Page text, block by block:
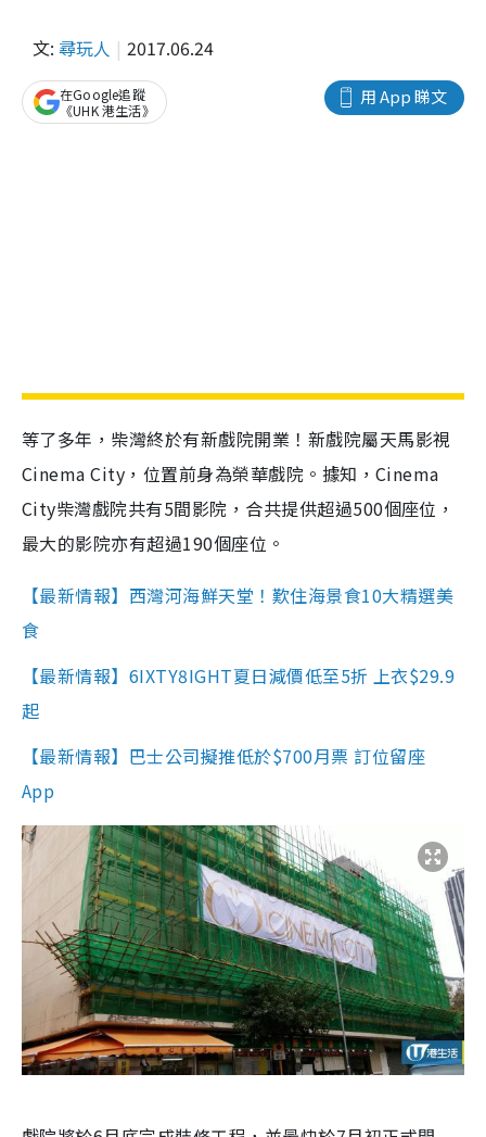
文: 尋玩人 2017.06.24
用 App 睇文
在Google追蹤
《UHK 港生活》
等了多年，柴灣終於有新戲院開業！新戲院屬天馬影視
Cinema City，位置前身為榮華戲院。據知，Cinema
City柴灣戲院共有5間影院，合共提供超過500個座位，
最大的影院亦有超過190個座位。
【最新情報】西灣河海鮮天堂！歎住海景食10大精選美
食
【最新情報】6IXTY8IGHT夏日減價低至5折 上衣$29.9
起
【最新情報】巴士公司擬推低於$700月票 訂位留座
App